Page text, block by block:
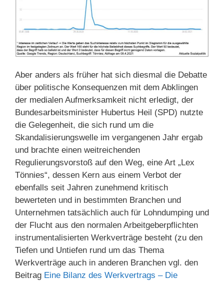
Aber anders als früher hat sich diesmal die Debatte
über politische Konsequenzen mit dem Abklingen
der medialen Aufmerksamkeit nicht erledigt, der
Bundesarbeitsminister Hubertus Heil (SPD) nutzte
die Gelegenheit, die sich rund um die
Skandalisierungswelle im vergangenen Jahr ergab
und brachte einen weitreichenden
Regulierungsvorstoß auf den Weg, eine Art „Lex
Tönnies“, dessen Kern aus einem Verbot der
ebenfalls seit Jahren zunehmend kritisch
bewerteten und in bestimmten Branchen und
Unternehmen tatsächlich auch für Lohndumping und
der Flucht aus den normalen Arbeitgeberpflichten
instrumentalisierten Werkverträge besteht (zu den
Tiefen und Untiefen rund um das Thema
Werkverträge auch in anderen Branchen vgl. den
Beitrag Eine Bilanz des Werkvertrags – Die